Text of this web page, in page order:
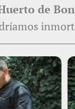
de